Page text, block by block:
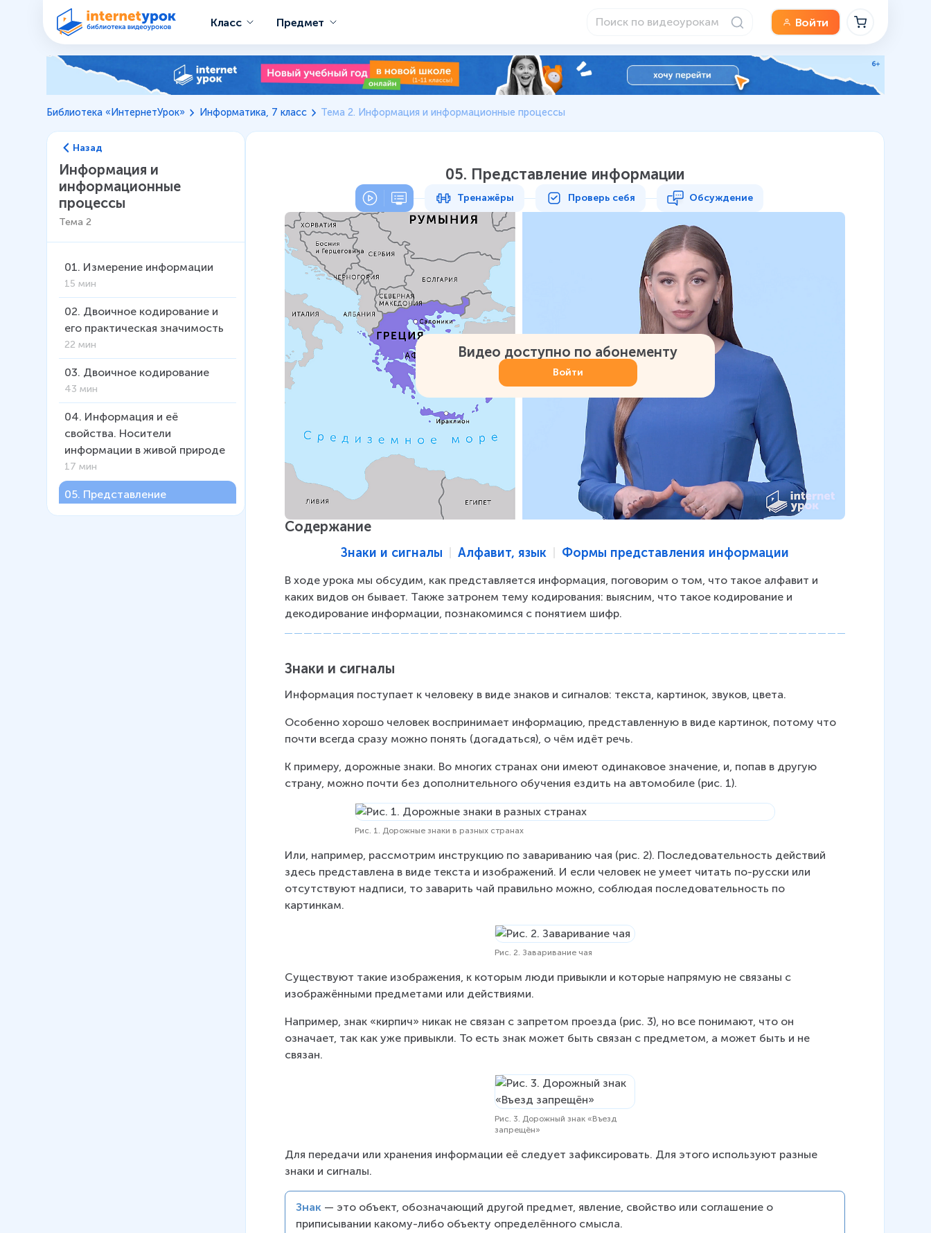
Класс Предмет Войти
Библиотека «ИнтернетУрок» Информатика, 7 класс Тема 2. Информация и информационные процессы
Назад
Информация и
информационные
процессы
Тема 2
01. Измерение информации
15 мин
02. Двоичное кодирование и
его практическая значимость
22 мин
03. Двоичное кодирование
43 мин
04. Информация и её
свойства. Носители
информации в живой природе
17 мин
05. Представление
05. Представление информации
Тренажёры Проверь себя Обсуждение
Видео доступно по абонементу
Войти
Содержание
Знаки и сигналы Алфавит, язык Формы представления информации
В ходе урока мы обсудим, как представляется информация, поговорим о том, что такое алфавит и
каких видов он бывает. Также затронем тему кодирования: выясним, что такое кодирование и
декодирование информации, познакомимся с понятием шифр.
Знаки и сигналы
Информация поступает к человеку в виде знаков и сигналов: текста, картинок, звуков, цвета.
Особенно хорошо человек воспринимает информацию, представленную в виде картинок, потому что
почти всегда сразу можно понять (догадаться), о чём идёт речь.
К примеру, дорожные знаки. Во многих странах они имеют одинаковое значение, и, попав в другую
страну, можно почти без дополнительного обучения ездить на автомобиле (рис. 1).
Рис. 1. Дорожные знаки в разных странах
Или, например, рассмотрим инструкцию по завариванию чая (рис. 2). Последовательность действий
здесь представлена в виде текста и изображений. И если человек не умеет читать по-русски или
отсутствуют надписи, то заварить чай правильно можно, соблюдая последовательность по
картинкам.
Рис. 2. Заваривание чая
Существуют такие изображения, к которым люди привыкли и которые напрямую не связаны с
изображёнными предметами или действиями.
Например, знак «кирпич» никак не связан с запретом проезда (рис. 3), но все понимают, что он
означает, так как уже привыкли. То есть знак может быть связан с предметом, а может быть и не
связан.
Рис. 3. Дорожный знак «Въезд
запрещён»
Для передачи или хранения информации её следует зафиксировать. Для этого используют разные
знаки и сигналы.
Знак — это объект, обозначающий другой предмет, явление, свойство или соглашение о
приписывании какому-либо объекту определённого смысла.